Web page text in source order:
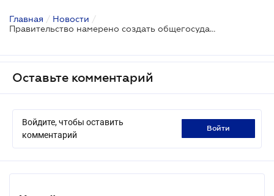
Главная / Новости /
Правительство намерено создать общегосударственный онлайн-реестр вакансий
Оставьте комментарий
Войдите, чтобы оставить
комментарий
войти